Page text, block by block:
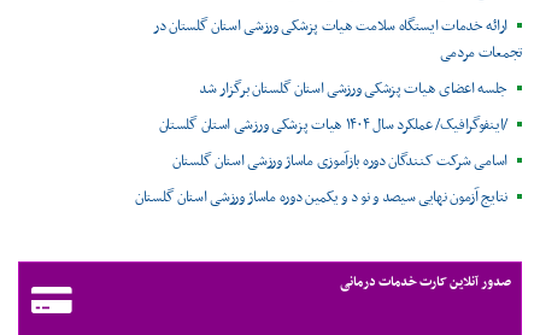
ارائه خدمات ایستگاه سلامت هیات پزشکی ورزشی استان گلستان در
تجمعات مردمی
جلسه اعضای هیات پزشکی ورزشی استان گلستان برگزار شد
/اینفوگرافیک/ عملکرد سال ۱۴۰۴ هیات پزشکی ورزشی استان گلستان
اسامی شرکت کنندگان دوره بازآموزی ماساژ ورزشی استان گلستان
نتایج آزمون نهایی سیصد و نو د و یکمین دوره ماساژ ورزشی استان گلستان
صدور آنلاین کارت خدمات درمانی